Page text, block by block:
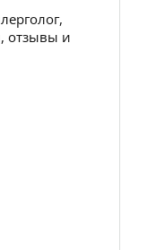
отзывы и